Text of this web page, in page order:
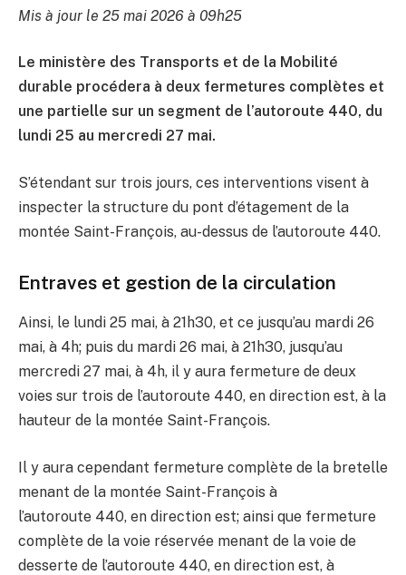
Mis à jour le 25 mai 2026 à 09h25
Le ministère des Transports et de la Mobilité
durable procédera à deux fermetures complètes et
une partielle sur un segment de l’autoroute 440, du
lundi 25 au mercredi 27 mai.
S’étendant sur trois jours, ces interventions visent à
inspecter la structure du pont d’étagement de la
montée Saint-François, au-dessus de l’autoroute 440.
Entraves et gestion de la circulation
Ainsi, le lundi 25 mai, à 21h30, et ce jusqu’au mardi 26
mai, à 4h; puis du mardi 26 mai, à 21h30, jusqu’au
mercredi 27 mai, à 4h, il y aura fermeture de deux
voies sur trois de l’autoroute 440, en direction est, à la
hauteur de la montée Saint-François.
Il y aura cependant fermeture complète de la bretelle
menant de la montée Saint-François à
l’autoroute 440, en direction est; ainsi que fermeture
complète de la voie réservée menant de la voie de
desserte de l’autoroute 440, en direction est, à